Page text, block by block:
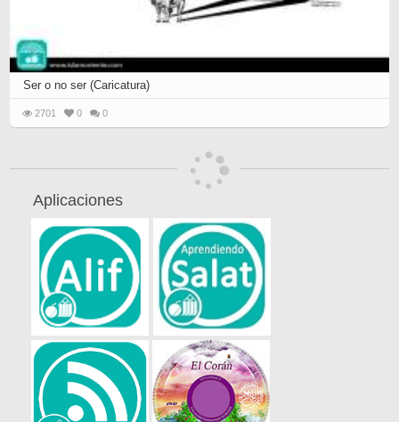
Ser o no ser (Caricatura)
2701 0 0
Aplicaciones